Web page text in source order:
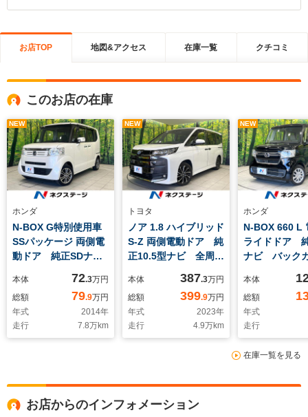
お店TOP 地図&アクセス 在庫一覧 クチコミ
このお店の在庫
NEW
ホンダ
N-BOX G特別使用車
SSパッケージ 両側電
動ドア 純正SDナ
煙車 スマートキー
純正14インチアル
ミ オートエアコン
Bluetooth CD
DVD再生 フルセグ
本体 72.3万円
総額
79.9万円
年式
2014年
走行
7.8万km
NEW
トヨタ
ノア 1.8 ハイブリッド
S-Z 両側電動ドア 純
正10.5型ナビ 全周囲
システム レーダーク
ルーズ 禁煙車 電動
リアゲート ハーフレ
ザーシート ドラレ
コ コーナーセンサ
本体 387.3万円
総額
399.9万円
年式
2023年
走行
4.9万km
NEW
ホンダ
N-BOX 660 L
ライドドア
ナビ バック
ム 禁煙車
センサー ス
ー LEDヘ
ETC オート
ム 車線逸脱
ートライト
本体
総額
年式
走行
在庫一覧を見る
お店からのインフォメーション